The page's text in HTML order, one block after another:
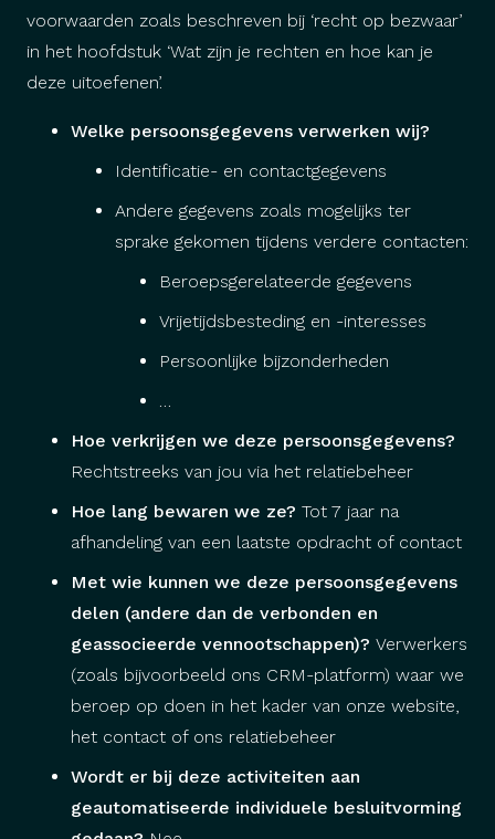
voorwaarden zoals beschreven bij ‘recht op bezwaar’
in het hoofdstuk ‘Wat zijn je rechten en hoe kan je
deze uitoefenen’.
Welke persoonsgegevens verwerken wij?
Identificatie- en contactgegevens
Andere gegevens zoals mogelijks ter
sprake gekomen tijdens verdere contacten:
Beroepsgerelateerde gegevens
Vrijetijdsbesteding en -interesses
Persoonlijke bijzonderheden
Hoe verkrijgen we deze persoonsgegevens?
Rechtstreeks van jou via het relatiebeheer
Hoe lang bewaren we ze? Tot 7 jaar na
afhandeling van een laatste opdracht of contact
Met wie kunnen we deze persoonsgegevens
delen (andere dan de verbonden en
geassocieerde vennootschappen)? Verwerkers
(zoals bijvoorbeeld ons CRM-platform) waar we
beroep op doen in het kader van onze website,
het contact of ons relatiebeheer
Wordt er bij deze activiteiten aan
geautomatiseerde individuele besluitvorming